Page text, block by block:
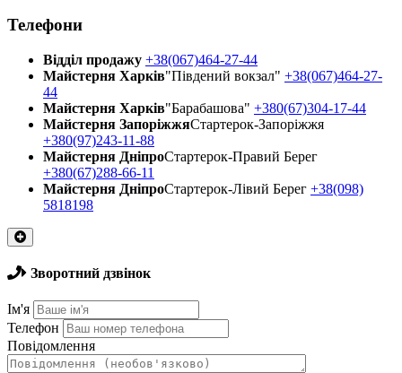
Телефони
Відділ продажу +38(067)464-27-44
Майстерня Харків"Південий вокзал" +38(067)464-27-
44
Майстерня Харків"Барабашова" +380(67)304-17-44
Майстерня ЗапоріжжяСтартерок-Запоріжжя
+380(97)243-11-88
Майстерня ДнiпроСтартерок-Правий Берег
+380(67)288-66-11
Майстерня ДнiпроСтартерок-Лівий Берег +38(098)
5818198
Зворотний дзвінок
Ім'я
Телефон
Повідомлення